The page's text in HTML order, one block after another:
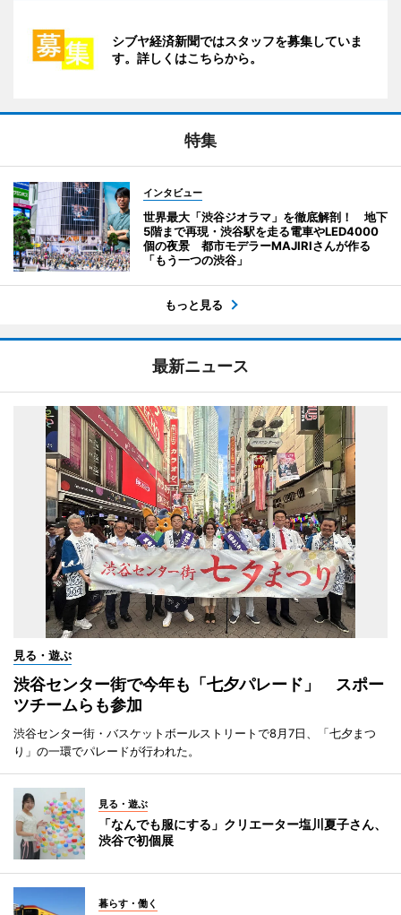
シブヤ経済新聞ではスタッフを募集していま
す。詳しくはこちらから。
特集
インタビュー
世界最大「渋谷ジオラマ」を徹底解剖！ 地下
5階まで再現・渋谷駅を走る電車やLED4000
個の夜景 都市モデラーMAJIRIさんが作る
「もう一つの渋谷」
もっと見る
最新ニュース
見る・遊ぶ
渋谷センター街で今年も「七夕パレード」 スポー
ツチームらも参加
渋谷センター街・バスケットボールストリートで8月7日、「七夕まつ
り」の一環でパレードが行われた。
見る・遊ぶ
「なんでも服にする」クリエーター塩川夏子さん、
渋谷で初個展
暮らす・働く